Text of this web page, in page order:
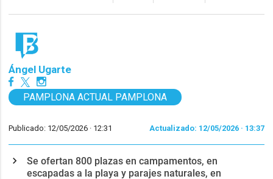
Ángel Ugarte
PAMPLONA ACTUAL PAMPLONA
Publicado: 12/05/2026 · 12:31 Actualizado: 12/05/2026 · 13:37
Se ofertan 800 plazas en campamentos, en
escapadas a la playa y parajes naturales, en